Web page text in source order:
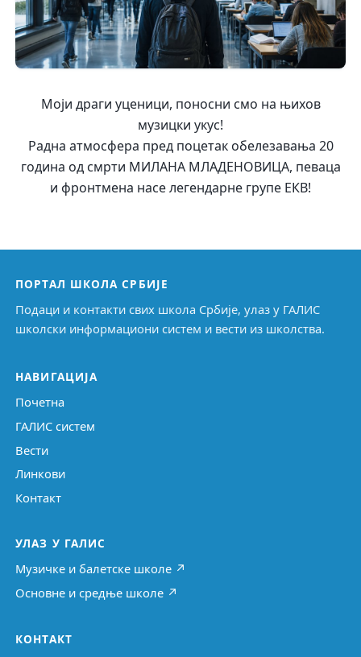
Моји драги уценици, поносни смо на њихов
музицки укус!
Радна атмосфера пред поцетак обелезавања 20
година од смрти МИЛАНА МЛАДЕНОВИЦА, певаца
и фронтмена насе легендарне групе ЕКВ!
ПОРТАЛ ШКОЛА СРБИЈЕ
Подаци и контакти свих школа Србије, улаз у ГАЛИС
школски информациони систем и вести из школства.
НАВИГАЦИЈА
Почетна
ГАЛИС систем
Вести
Линкови
Контакт
УЛАЗ У ГАЛИС
Музичке и балетске школе ↗
Основне и средње школе ↗
КОНТАКТ